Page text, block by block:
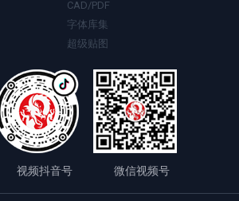
CAD/PDF
字体库集
超级贴图
视频抖音号 微信视频号